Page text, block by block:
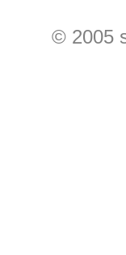
© 2005